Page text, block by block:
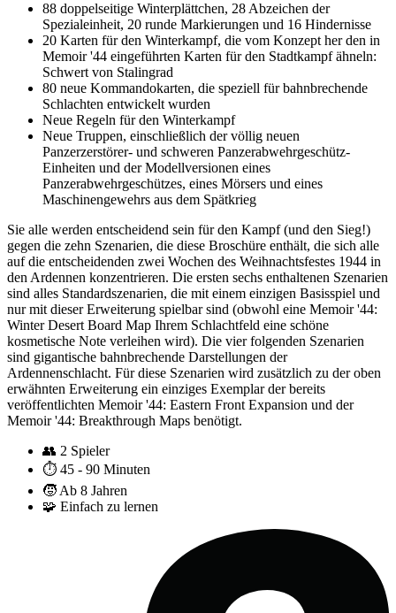
88 doppelseitige Winterplättchen, 28 Abzeichen der
Spezialeinheit, 20 runde Markierungen und 16 Hindernisse
20 Karten für den Winterkampf, die vom Konzept her den in
Memoir '44 eingeführten Karten für den Stadtkampf ähneln:
Schwert von Stalingrad
80 neue Kommandokarten, die speziell für bahnbrechende
Schlachten entwickelt wurden
Neue Regeln für den Winterkampf
Neue Truppen, einschließlich der völlig neuen
Panzerzerstörer- und schweren Panzerabwehrgeschütz-
Einheiten und der Modellversionen eines
Panzerabwehrgeschützes, eines Mörsers und eines
Maschinengewehrs aus dem Spätkrieg
Sie alle werden entscheidend sein für den Kampf (und den Sieg!)
gegen die zehn Szenarien, die diese Broschüre enthält, die sich alle
auf die entscheidenden zwei Wochen des Weihnachtsfestes 1944 in
den Ardennen konzentrieren. Die ersten sechs enthaltenen Szenarien
sind alles Standardszenarien, die mit einem einzigen Basisspiel und
nur mit dieser Erweiterung spielbar sind (obwohl eine Memoir '44:
Winter Desert Board Map Ihrem Schlachtfeld eine schöne
kosmetische Note verleihen wird). Die vier folgenden Szenarien
sind gigantische bahnbrechende Darstellungen der
Ardennenschlacht. Für diese Szenarien wird zusätzlich zu der oben
erwähnten Erweiterung ein einziges Exemplar der bereits
veröffentlichten Memoir '44: Eastern Front Expansion und der
Memoir '44: Breakthrough Maps benötigt.
👥 2 Spieler
⏱️ 45 - 90 Minuten
🧒 Ab 8 Jahren
🧩 Einfach zu lernen